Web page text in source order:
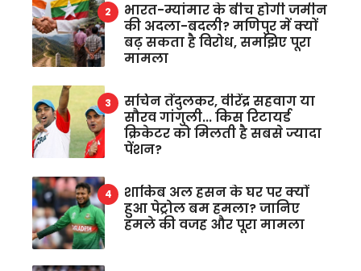
भारत-म्यांमार के बीच होगी जमीन
की अदला-बदली? मणिपुर में क्यों
बढ़ सकता है विरोध, समझिए पूरा
मामला
सचिन तेंदुलकर, वीरेंद्र सहवाग या
सौरव गांगुली... किस रिटायर्ड
क्रिकेटर को मिलती है सबसे ज्यादा
पेंशन?
शाकिब अल हसन के घर पर क्यों
हुआ पेट्रोल बम हमला? जानिए
हमले की वजह और पूरा मामला